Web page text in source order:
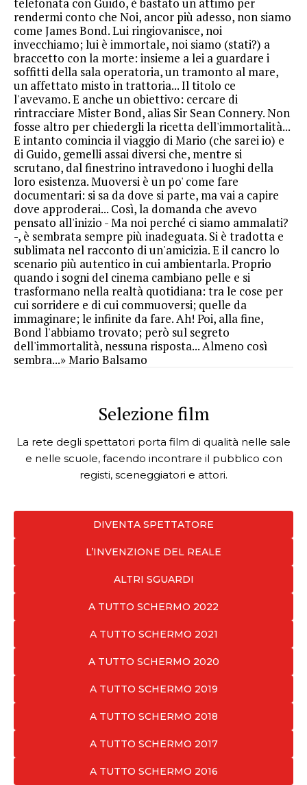
rendermi conto che Noi, ancor più adesso, non siamo
come James Bond. Lui ringiovanisce, noi
invecchiamo; lui è immortale, noi siamo (stati?) a
braccetto con la morte: insieme a lei a guardare i
soffitti della sala operatoria, un tramonto al mare,
un affettato misto in trattoria... Il titolo ce
l'avevamo. E anche un obiettivo: cercare di
rintracciare Mister Bond, alias Sir Sean Connery. Non
fosse altro per chiedergli la ricetta dell'immortalità...
E intanto comincia il viaggio di Mario (che sarei io) e
di Guido, gemelli assai diversi che, mentre si
scrutano, dal finestrino intravedono i luoghi della
loro esistenza. Muoversi è un po' come fare
documentari: si sa da dove si parte, ma vai a capire
dove approderai... Così, la domanda che avevo
pensato all'inizio - Ma noi perché ci siamo ammalati?
-, è sembrata sempre più inadeguata. Si è tradotta e
sublimata nel racconto di un'amicizia. E il cancro lo
scenario più autentico in cui ambientarla. Proprio
quando i sogni del cinema cambiano pelle e si
trasformano nella realtà quotidiana: tra le cose per
cui sorridere e di cui commuoversi; quelle da
immaginare; le infinite da fare. Ah! Poi, alla fine,
Bond l'abbiamo trovato; però sul segreto
dell'immortalità, nessuna risposta... Almeno così
sembra...» Mario Balsamo
Selezione film
La rete degli spettatori porta film di qualità nelle sale
e nelle scuole, facendo incontrare il pubblico con
registi, sceneggiatori e attori.
DIVENTA SPETTATORE
L’INVENZIONE DEL REALE
ALTRI SGUARDI
A TUTTO SCHERMO 2022
A TUTTO SCHERMO 2021
A TUTTO SCHERMO 2020
A TUTTO SCHERMO 2019
A TUTTO SCHERMO 2018
A TUTTO SCHERMO 2017
A TUTTO SCHERMO 2016